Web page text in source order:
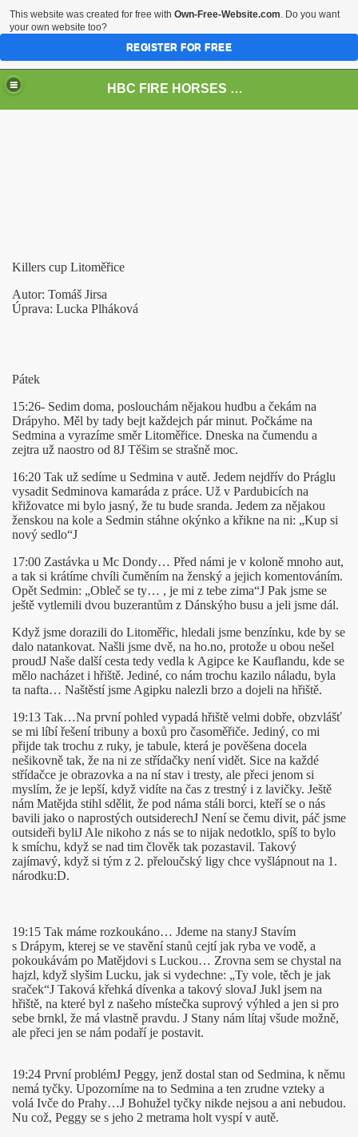
HBC FIRE HORSES ŽIVANICE official page
Killers cup Litoměřice
Autor: Tomáš Jirsa
Úprava: Lucka Plháková
Pátek
15:26- Sedim doma, poslouchám nějakou hudbu a čekám na
Drápyho. Měl by tady bejt každejch pár minut. Počkáme na
Sedmina a vyrazíme směr Litoměřice. Dneska na čumendu a
zejtra už naostro od 8J Těšim se strašně moc.
16:20 Tak už sedíme u Sedmina v autě. Jedem nejdřív do Práglu
vysadit Sedminova kamaráda z práce. Už v Pardubicích na
křižovatce mi bylo jasný, že tu bude sranda. Jedem za nějakou
ženskou na kole a Sedmin stáhne okýnko a křikne na ni: „Kup si
nový sedlo“J
17:00 Zastávka u Mc Dondy… Před námi je v koloně mnoho aut,
a tak si krátíme chvíli čuměním na ženský a jejich komentováním.
Opět Sedmin: „Obleč se ty… , je mi z tebe zima“J Pak jsme se
ještě vytlemili dvou buzerantům z Dánskýho busu a jeli jsme dál.
Když jsme dorazili do Litoměřic, hledali jsme benzínku, kde by se
dalo natankovat. Našli jsme dvě, na ho.no, protože u obou nešel
proudJ Naše další cesta tedy vedla k Agipce ke Kauflandu, kde se
mělo nacházet i hřiště. Jediné, co nám trochu kazilo náladu, byla
ta nafta… Naštěstí jsme Agipku nalezli brzo a dojeli na hřiště.
19:13 Tak…Na první pohled vypadá hřiště velmi dobře, obzvlášť
se mi líbí řešení tribuny a boxů pro časoměřiče. Jediný, co mi
přijde tak trochu z ruky, je tabule, která je pověšena docela
nešikovně tak, že na ni ze střídačky není vidět. Sice na každé
střídačce je obrazovka a na ní stav i tresty, ale přeci jenom si
myslím, že je lepší, když vidíte na čas z trestný i z lavičky. Ještě
nám Matějda stihl sdělit, že pod náma stáli borci, kteří se o nás
bavili jako o naprostých outsiderechJ Není se čemu divit, páč jsme
outsideři byliJ Ale nikoho z nás se to nijak nedotklo, spíš to bylo
k smíchu, když se nad tim člověk tak pozastavil. Takový
zajímavý, když si tým z 2. přeloučský ligy chce vyšlápnout na 1.
národku:D.
19:15 Tak máme rozkoukáno… Jdeme na stanyJ Stavím
s Drápym, kterej se ve stavění stanů cejtí jak ryba ve vodě, a
pokoukávám po Matějdovi s Luckou… Zrovna sem se chystal na
hajzl, když slyšim Lucku, jak si vydechne: „Ty vole, těch je jak
sraček“J Taková křehká dívenka a takový slovaJ Jukl jsem na
hřiště, na které byl z našeho místečka suprový výhled a jen si pro
sebe brnkl, že má vlastně pravdu. J Stany nám lítaj všude možně,
ale přeci jen se nám podaří je postavit.
19:24 První problémJ Peggy, jenž dostal stan od Sedmina, k němu
nemá tyčky. Upozorníme na to Sedmina a ten zrudne vzteky a
volá Ivče do Prahy…J Bohužel tyčky nikde nejsou a ani nebudou.
Nu což, Peggy se s jeho 2 metrama holt vyspí v autě.
This website was created for free with Own-Free-Website.com. Do you want
your own website too?
REGISTER FOR FREE